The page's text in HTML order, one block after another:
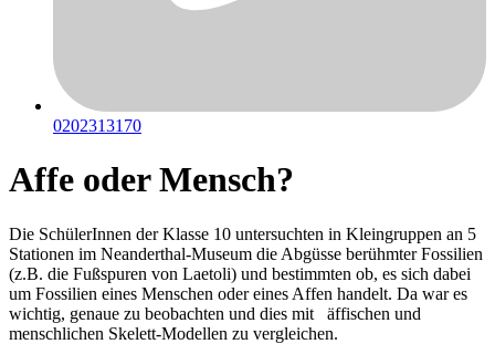
0202313170
Affe oder Mensch?
Die SchülerInnen der Klasse 10 untersuchten in Kleingruppen an 5
Stationen im Neanderthal-Museum die Abgüsse berühmter Fossilien
(z.B. die Fußspuren von Laetoli) und bestimmten ob, es sich dabei
um Fossilien eines Menschen oder eines Affen handelt. Da war es
wichtig, genaue zu beobachten und dies mit äffischen und
menschlichen Skelett-Modellen zu vergleichen.